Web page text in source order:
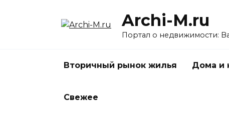
Archi-M.ru
Портал о недвижимости:
Вторичный рынок жилья Дома и
Свежее